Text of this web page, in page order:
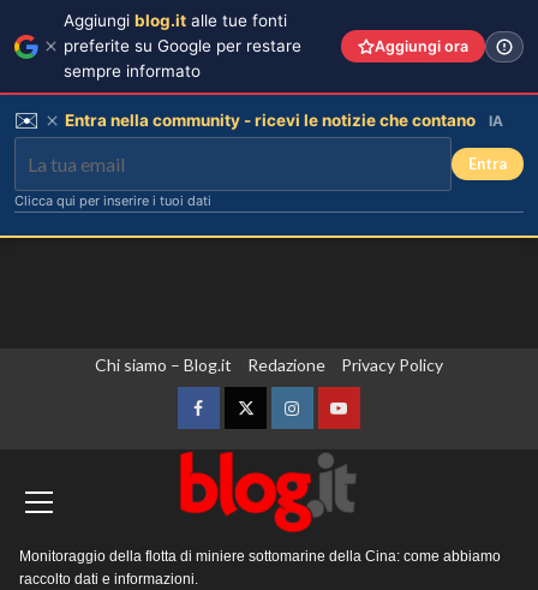
Chi siamo – Blog.it Redazione Privacy Policy
FacebookTwitterInstagramYouTube
principale
Monitoraggio della flotta di miniere sottomarine della Cina: come abbiamo
raccolto dati e informazioni.
Aggiungi blog.it alle tue fonti
preferite su Google per restare
sempre informato
Aggiungi ora
✉️ Entra nella community - ricevi le notizie che contano IA
Entra
Clicca qui per inserire i tuoi dati